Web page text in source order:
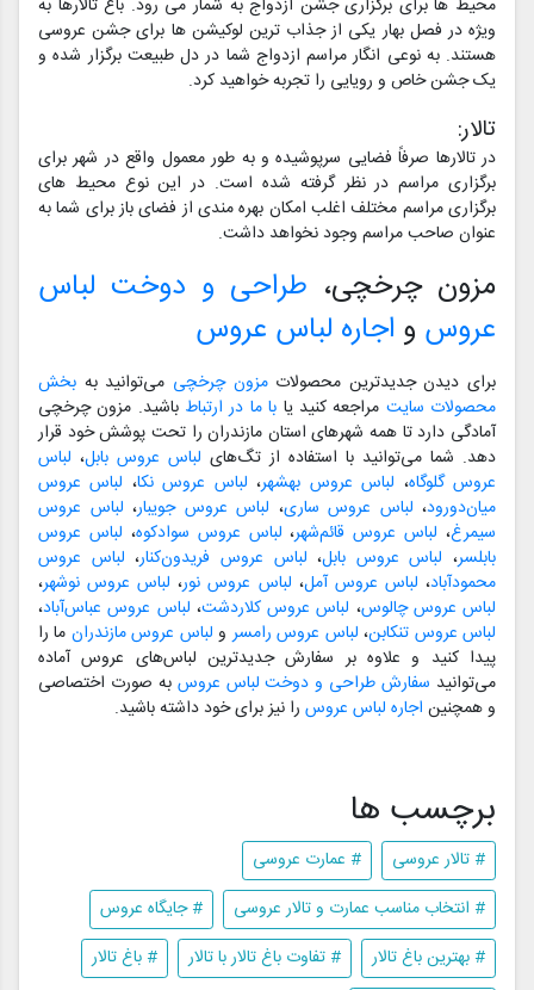
ویژه در فصل بهار یکی از جذاب ترین لوکیشن ها برای جشن عروسی
هستند. به نوعی انگار مراسم ازدواج شما در دل طبیعت برگزار شده و
یک جشن خاص و رویایی را تجربه خواهید کرد.
تالار:
در تالارها صرفاً فضایی سرپوشیده و به طور معمول واقع در شهر برای
برگزاری مراسم در نظر گرفته شده است. در این نوع محیط های
برگزاری مراسم مختلف اغلب امکان بهره مندی از فضای باز برای شما به
عنوان صاحب مراسم وجود نخواهد داشت.
مزون چرخچی، طراحی و دوخت لباس
عروس و اجاره لباس عروس
برای دیدن جدیدترین محصولاتمزون چرخچی می‌توانید به بخش
محصولات سایت مراجعه کنید یا با ما در ارتباط باشید. مزون چرخچی
آمادگی دارد تا همه شهرهای استان مازندران را تحت پوشش خود قرار
دهد. شما می‌توانید با استفاده از تگ‌های لباس عروس بابل، لباس
عروس گلوگاه، لباس عروس بهشهر، لباس عروس نکا، لباس عروس
میان‌دورود، لباس عروس ساری، لباس عروس جویبار، لباس عروس
سیمرغ، لباس عروس قائم‌شهر، لباس عروس سوادکوه، لباس عروس
بابلسر، لباس عروس بابل، لباس عروس فریدون‌کنار، لباس عروس
محمودآباد، لباس عروس آمل، لباس عروس نور، لباس عروس نوشهر،
لباس عروس چالوس، لباس عروس کلاردشت، لباس عروس عباس‌آباد،
لباس عروس تنکابن، لباس عروس رامسر و لباس عروس مازندران ما را
پیدا کنید و علاوه بر سفارش جدیدترین لباس‌های عروس آماده
می‌توانید سفارش طراحی و دوخت لباس عروس به صورت اختصاصی
و همچنین اجاره لباس عروس را نیز برای خود داشته باشید.
برچسب ها
# تالار عروسی
# عمارت عروسی
# انتخاب مناسب عمارت و تالار عروسی
# جایگاه عروس
# بهترین باغ تالار
# تفاوت باغ تالار با تالار
# باغ تالار